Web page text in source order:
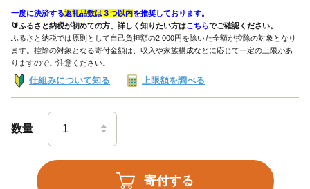
一度に決済する返礼品数は３つ以内を推奨しております。
🔰ふるさと納税が初めての方、詳しく知りたい方はこちらでご確認ください。
ふるさと納税では原則として自己負担額の2,000円を除いた全額が控除の対象となり
ます。控除の対象となる寄付金額は、収入や家族構成などに応じて一定の上限があ
りますのでご注意ください。
仕組みについて知る 上限額を調べる
数量
寄付する